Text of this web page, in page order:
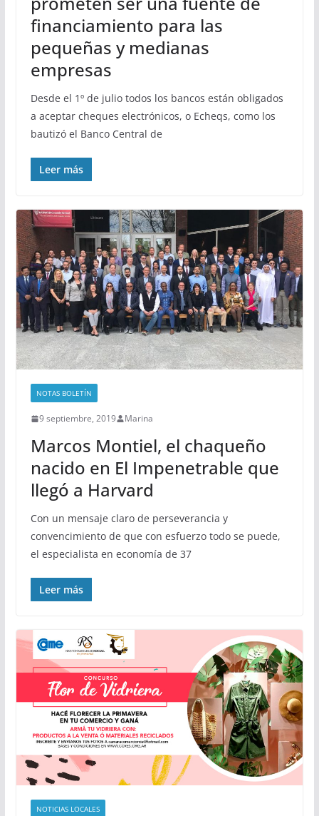
financiamiento para las
pequeñas y medianas
empresas
Desde el 1º de julio todos los bancos están obligados
a aceptar cheques electrónicos, o Echeqs, como los
bautizó el Banco Central de
Leer más
NOTAS BOLETÍN
9 septiembre, 2019 Marina
Marcos Montiel, el chaqueño
nacido en El Impenetrable que
llegó a Harvard
Con un mensaje claro de perseverancia y
convencimiento de que con esfuerzo todo se puede,
el especialista en economía de 37
Leer más
NOTICIAS LOCALES